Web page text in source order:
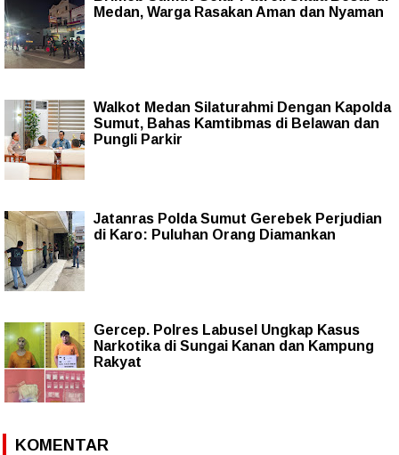
Medan, Warga Rasakan Aman dan Nyaman
Walkot Medan Silaturahmi Dengan Kapolda
Sumut, Bahas Kamtibmas di Belawan dan
Pungli Parkir
Jatanras Polda Sumut Gerebek Perjudian
di Karo: Puluhan Orang Diamankan
Gercep. Polres Labusel Ungkap Kasus
Narkotika di Sungai Kanan dan Kampung
Rakyat
KOMENTAR